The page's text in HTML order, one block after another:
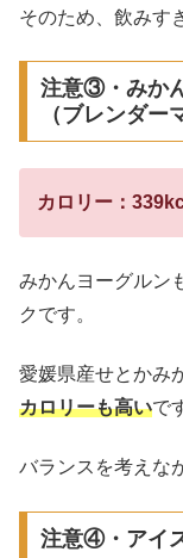
そのため、飲みす
注意③・みか
（ブレンダー
カロリー：
みかんヨーグルン
クです。
愛媛県産せとかみ
カロリーも高いで
バランスを考えな
注意④・アイ